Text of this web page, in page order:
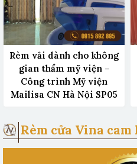
Rèm vải dành cho không
gian thẩm mỹ viện –
Công trình Mỹ viện
Mailisa CN Hà Nội SP05
Rèm cửa Vina